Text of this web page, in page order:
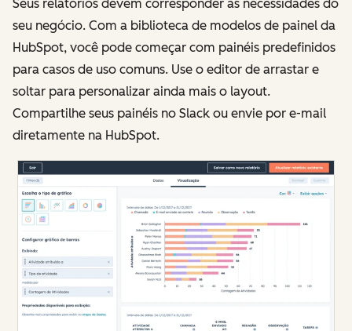
Seus relatórios devem corresponder às necessidades do
seu negócio. Com a biblioteca de modelos de painel da
HubSpot, você pode começar com painéis predefinidos
para casos de uso comuns. Use o editor de arrastar e
soltar para personalizar ainda mais o layout.
Compartilhe seus painéis no Slack ou envie por e-mail
diretamente na HubSpot.